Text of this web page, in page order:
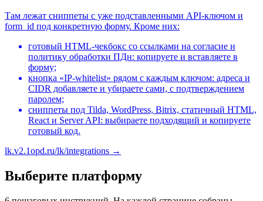
Там лежат сниппеты с уже подставленными API-ключом и
form_id под конкретную форму. Кроме них:
готовый HTML-чекбокс со ссылками на согласие и
политику обработки ПДн: копируете и вставляете в
форму;
кнопка «IP-whitelist» рядом с каждым ключом: адреса и
CIDR добавляете и убираете сами, с подтверждением
паролем;
сниппеты под Tilda, WordPress, Bitrix, статичный HTML,
React и Server API: выбираете подходящий и копируете
готовый код.
lk.v2.1opd.ru/lk/integrations →
Выберите платформу